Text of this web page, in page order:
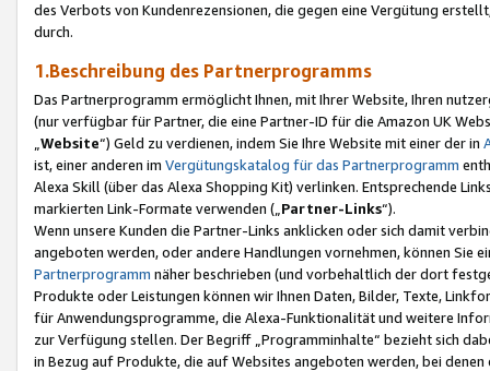
des Verbots von Kundenrezensionen, die gegen eine Vergütung
durch.
1.Beschreibung des Partnerprogramms
Das Partnerprogramm ermöglicht Ihnen, mit Ihrer Website, Ihren
(nur verfügbar für Partner, die eine Partner-ID für die Amazon UK
Website“) Geld zu verdienen, indem Sie Ihre Website mit einer der in
ist, einer anderen im Vergütungskatalog für das Partnerprogramm
Alexa Skill (über das Alexa Shopping Kit) verlinken. Entsprechende
markierten Link-Formate verwenden („ Partner-Links“).
Wenn unsere Kunden die Partner-Links anklicken oder sich damit
angeboten werden, oder andere Handlungen vornehmen, können Sie
Partnerprogramm näher beschrieben (und vorbehaltlich der dort
Produkte oder Leistungen können wir Ihnen Daten, Bilder, Texte,
für Anwendungsprogramme, die Alexa-Funktionalität und weitere
zur Verfügung stellen. Der Begriff „Programminhalte“ bezieht sich
in Bezug auf Produkte, die auf Websites angeboten werden, bei